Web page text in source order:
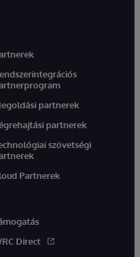
partnerek
partnerek
szövetségi
Partnerek
Direct